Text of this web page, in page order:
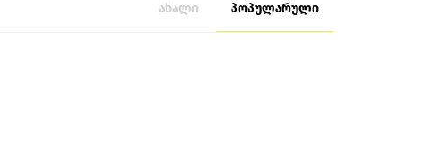
ახალი პოპულარული